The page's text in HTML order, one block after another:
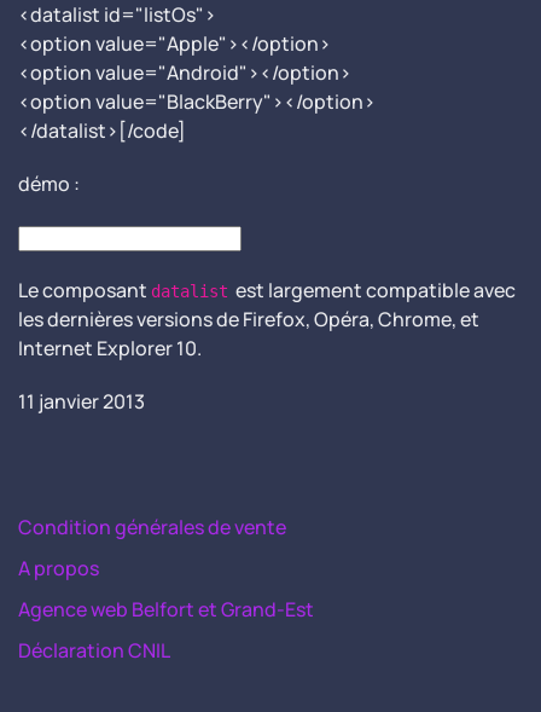
<datalist id="listOs">
<option value="Apple"></option>
<option value="Android"></option>
<option value="BlackBerry"></option>
</datalist>[/code]
démo :
Le composant datalist est largement compatible avec
les dernières versions de Firefox, Opéra, Chrome, et
Internet Explorer 10.
11 janvier 2013
Condition générales de vente
A propos
Agence web Belfort et Grand-Est
Déclaration CNIL